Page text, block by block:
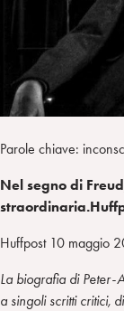
m
Parole chiave:
Nel segno di
Huffpost 10 maggio
La biografia di Peter-
a singoli scritti critici,